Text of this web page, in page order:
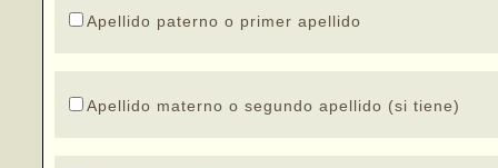
Apellido paterno o primer apellido
Apellido materno o segundo apellido (si tiene)